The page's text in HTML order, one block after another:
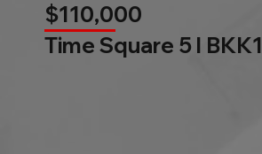
$110,000
Time Square 5 l BKK1